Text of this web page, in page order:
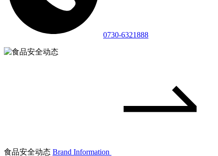
0730-6321888
食品安全动态 Brand Information